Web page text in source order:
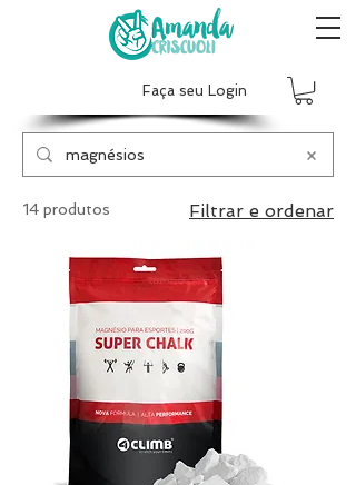
Faça seu Login
14 produtos Filtrar e ordenar